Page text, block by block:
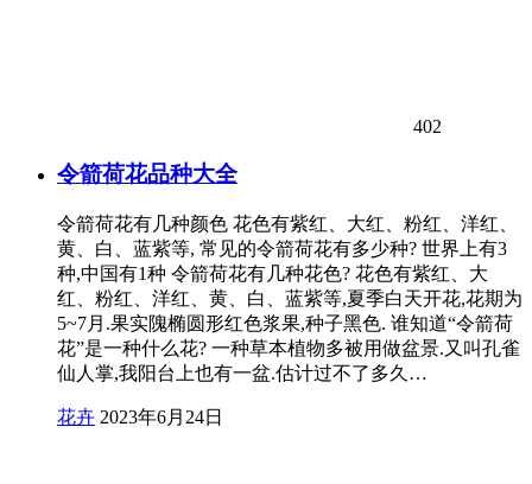
402
令箭荷花品种大全
令箭荷花有几种颜色 花色有紫红、大红、粉红、洋红、
黄、白、蓝紫等, 常见的令箭荷花有多少种? 世界上有3
种,中国有1种 令箭荷花有几种花色? 花色有紫红、大
红、粉红、洋红、黄、白、蓝紫等,夏季白天开花,花期为
5~7月.果实隗椭圆形红色浆果,种子黑色. 谁知道“令箭荷
花”是一种什么花? 一种草本植物多被用做盆景.又叫孔雀
仙人掌,我阳台上也有一盆.估计过不了多久…
花卉 2023年6月24日